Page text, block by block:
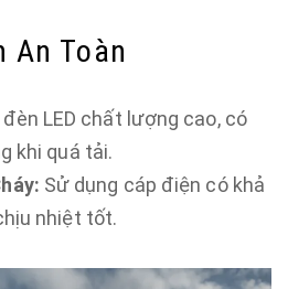
An Toàn
LED chất lượng cao, có
khi quá tải.
Sử dụng cáp điện có khả
nhiệt tốt.